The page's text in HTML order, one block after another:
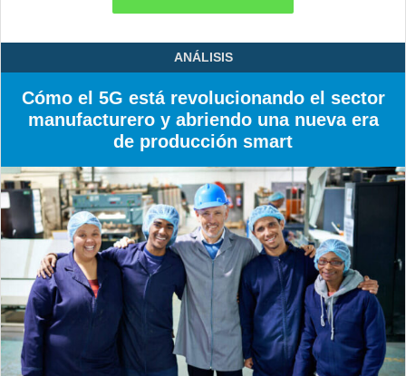
ANÁLISIS
Cómo el 5G está revolucionando el sector
manufacturero y abriendo una nueva era
de producción smart